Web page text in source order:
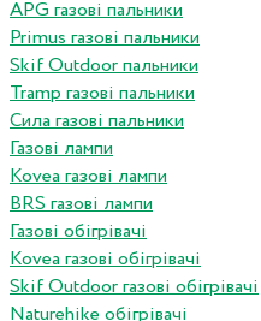
APG газові пальники
Primus газові пальники
Skif Outdoor пальники
Tramp газові пальники
Сила газові пальники
Газові лампи
Kovea газові лампи
BRS газові лампи
Газові обігрівачі
Kovea газові обігрівачі
Skif Outdoor газові обігрівачі
Naturehike обігрівачі